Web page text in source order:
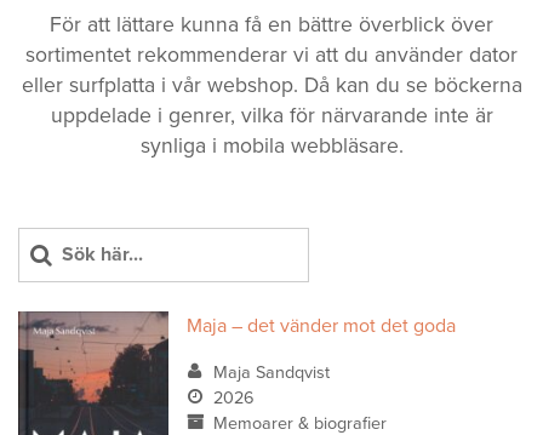
För att lättare kunna få en bättre överblick över
sortimentet rekommenderar vi att du använder dator
eller surfplatta i vår webshop. Då kan du se böckerna
uppdelade i genrer, vilka för närvarande inte är
synliga i mobila webbläsare.
Maja – det vänder mot det goda
Maja Sandqvist
2026
Memoarer & biografier